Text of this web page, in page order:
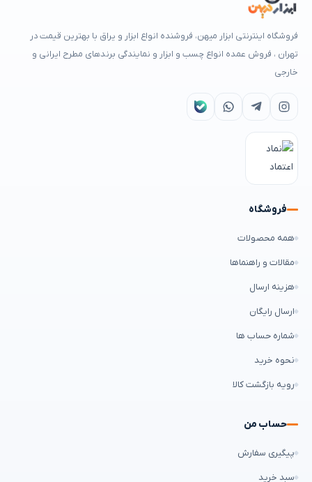
فروشگاه اینترنتی ابزار میهن، فروشنده انواع ابزار و یراق با بهترین قیمت در
تهران ، فروش عمده انواع چسب و ابزار و نمایندگی برندهای مطرح ایرانی و
خارجی
فروشگاه
همه محصولات
مقالات و راهنماها
هزینه ارسال
ارسال رایگان
شماره حساب ها
نحوه خرید
رویه بازگشت کالا
حساب من
پیگیری سفارش
سبد خرید